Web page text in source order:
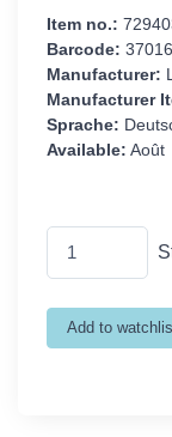
Item no.:
Barcode:
Manufacturer:
Manufacturer
Sprache:
Available: Août